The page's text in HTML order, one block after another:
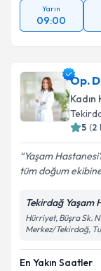
Yarın
09:00
Op.
Kadın
5 (2
Yaşam
tüm doğum
Tekirdağ Yaşam
Hürriyet, Büşra Sk.
Merkez/Tekirdağ,
En Yakın Saatler